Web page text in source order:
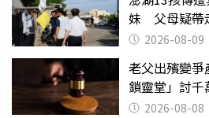
妹 父母疑帶
2026-08-09
老父出殯變爭
鎖靈堂」討
2026-08-08